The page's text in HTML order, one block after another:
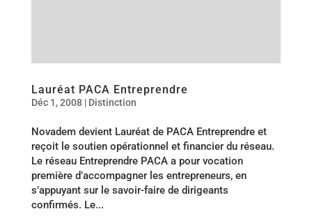
Lauréat PACA Entreprendre
Déc 1, 2008| Distinction
Novadem devient Lauréat de PACA Entreprendre et
reçoit le soutien opérationnel et financier du réseau.
Le réseau Entreprendre PACA a pour vocation
première d’accompagner les entrepreneurs, en
s’appuyant sur le savoir-faire de dirigeants
confirmés. Le...